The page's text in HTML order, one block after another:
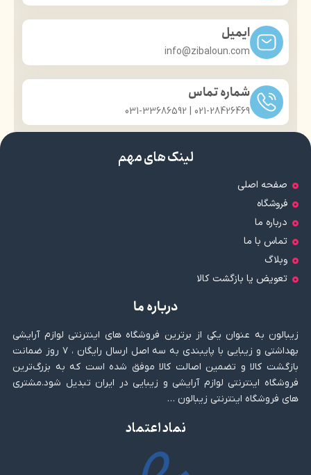
ایمیل
info@zibaloun.com
شماره تماس
021-28426469 | 031-33686592
لینک های مهم
صفحه اصلی
فروشگاه
درباره ما
تماس با ما
وبلاگ
تعویض یا بازگشت کالا
درباره ما
زیبالون به عنوان یکی از برترین فروشگاه های اینترنتی لوازم آرایشی
بهداشتی و زیبایی با پایبندی به سه اصل ارسال رایگان ، ۷ روز ضمانت
بازگشت کالا و تضمین اصالت کالا موفق شده است که به بزرگ‌ترین
فروشگاه اینترنتی لوازم آرایشی و زیبایی در ایران تبدیل شود.مشتری
های فروشگاه اینترنتی زیبالون …
نماد اعتماد